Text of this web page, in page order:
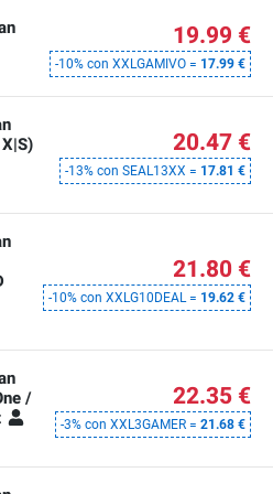
19.99 €
-10% con XXLGAMIVO = 17.99 €
20.47 €
-13% con SEAL13XX = 17.81 €
21.80 €
-10% con XXLG10DEAL = 19.62 €
/
22.35 €
-3% con XXL3GAMER = 21.68 €